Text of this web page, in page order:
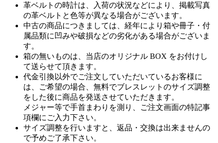
革ベルトの時計は、入荷の状況などにより、掲載写真
の革ベルトと色等が異なる場合がございます。
中古の商品につきましては、経年により箱や冊子・付
属品類に凹みや破損などの劣化がある場合がございま
す。
箱の無いものは、当店のオリジナル BOX をお付けし
て送らせて頂きます。
代金引換以外でご注文していただいているお客様に
は、ご希望の場合、無料でブレスレットのサイズ調整
をした後に商品を発送させていただきます。
メジャー等で手首まわりを測り、ご注文画面の特記事
項欄にご入力下さい。
サイズ調整を行いますと、返品・交換は出来ませんの
で予めご了承下さい。